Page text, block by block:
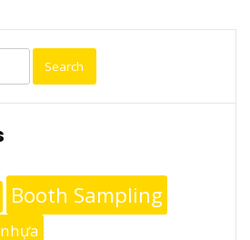
Search
Booth Sampling